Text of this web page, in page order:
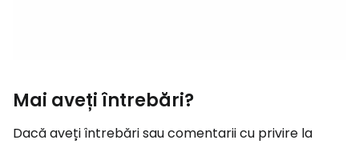
Mai aveți întrebări?
Dacă aveți întrebări sau comentarii cu privire la